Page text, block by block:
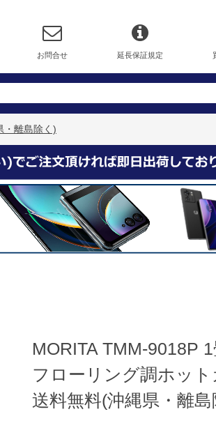
お問合せ 延長保証規定
・離島除く)
MORITA TMM-9018P
フローリング調ホット
送料無料(沖縄県・離島